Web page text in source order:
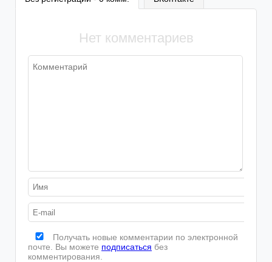
Нет комментариев
Получать новые комментарии по электронной
почте. Вы можете подписаться без
комментирования.